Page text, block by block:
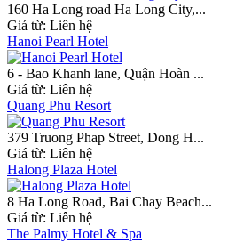
160 Ha Long road Ha Long City,...
Giá từ: Liên hệ
Hanoi Pearl Hotel
6 - Bao Khanh lane, Quận Hoàn ...
Giá từ: Liên hệ
Quang Phu Resort
379 Truong Phap Street, Dong H...
Giá từ: Liên hệ
Halong Plaza Hotel
8 Ha Long Road, Bai Chay Beach...
Giá từ: Liên hệ
The Palmy Hotel & Spa